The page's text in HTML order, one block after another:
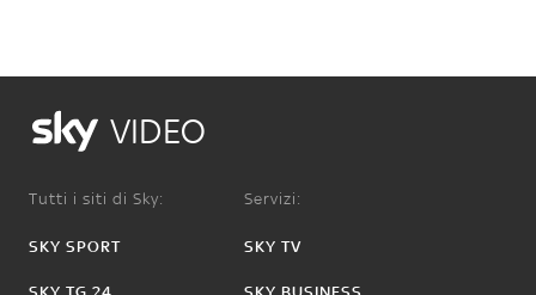
VIDEO
Tutti i siti di Sky:
SKY SPORT
Servizi:
SKY TV